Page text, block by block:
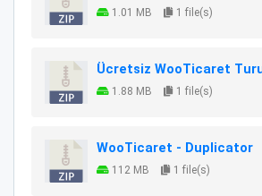
1.01 MB 1 file(s)
Ücretsiz WooTicaret
1.88 MB 1 file(s)
WooTicaret - Duplicator
112 MB 1 file(s)